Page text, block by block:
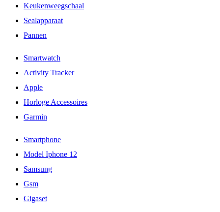
Keukenweegschaal
Sealapparaat
Pannen
Smartwatch
Activity Tracker
Apple
Horloge Accessoires
Garmin
Smartphone
Model Iphone 12
Samsung
Gsm
Gigaset